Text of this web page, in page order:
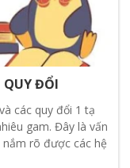
QUY ĐỔI
các quy đổi 1 tạ
gam. Đây là vấn
rõ được các hệ